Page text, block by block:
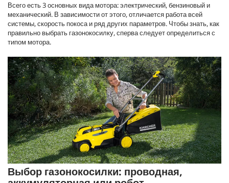
Всего есть 3 основных вида мотора: электрический, бензиновый и
механический. В зависимости от этого, отличается работа всей
системы, скорость покоса и ряд других параметров. Чтобы знать, как
правильно выбрать газонокосилку, сперва следует определиться с
типом мотора.
Выбор газонокосилки: проводная,